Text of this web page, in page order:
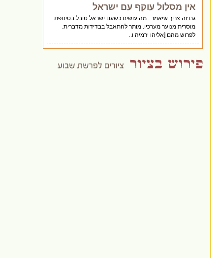
אין מסלול עוקף עם ישראל
גם זה צריך שיאמר : מה עושים כשעם ישראל טובל בטינופת
מוסרית מנוער מערכיו. מותר להתאבל בבדידות מדברית.
לפרוש מהם [אליהו ירמיה ו..